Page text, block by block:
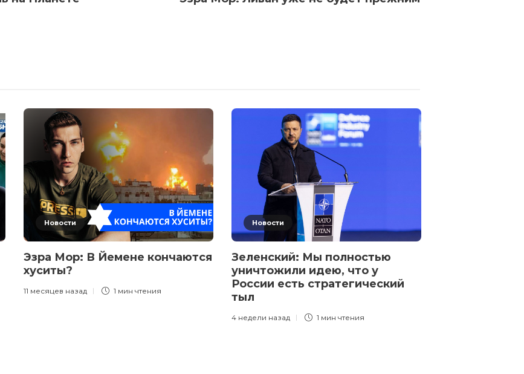
Новости
Эзра Мор: В Йемене кончаются
хуситы?
11 месяцев назад 1 мин чтения
Новости
Зеленский: Мы полностью
уничтожили идею, что у
России есть стратегический
тыл
4 недели назад 1 мин чтения